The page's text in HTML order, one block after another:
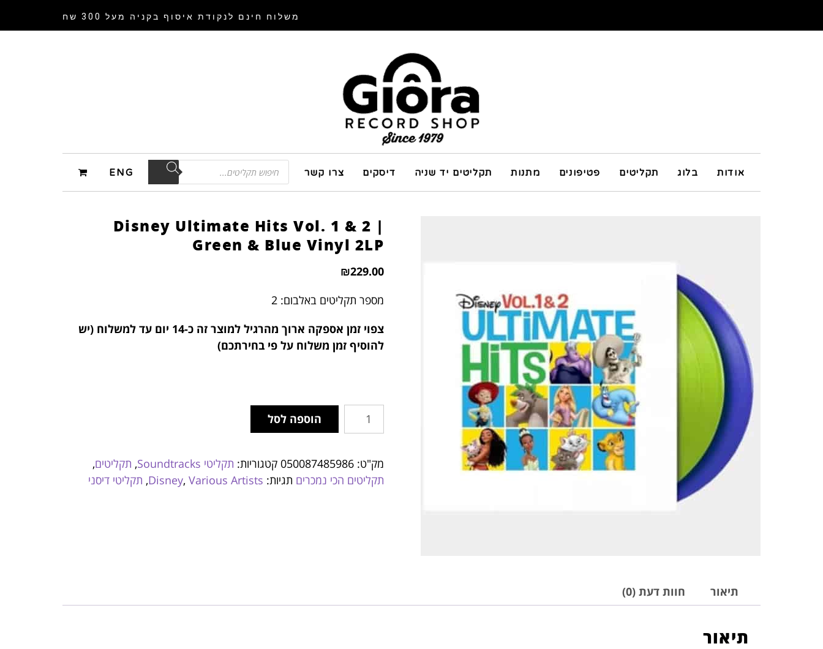
משלוח חינם לנקודת איסוף בקניה מעל 300 שח
אודות בלוג תקליטים פטיפונים מתנות תקליטים יד שניה דיסקים צרו קשר ENG
Disney Ultimate Hits Vol. 1 & 2 |
Green & Blue Vinyl 2LP
₪229.00
מספר תקליטים באלבום: 2
צפוי זמן אספקה ארוך מהרגיל למוצר זה
כ-14 יום עד למשלוח (יש
להוסיף זמן משלוח על פי בחירתכם)
הוספה לסל
מק"ט: 050087485986 קטגוריות: תקליטי Soundtracks , תקליטים,
תקליטים הכי נמכרים תגיות: Disney, Various Artists
, תקליטי דיסני
תיאור חוות דעת (0)
תיאור